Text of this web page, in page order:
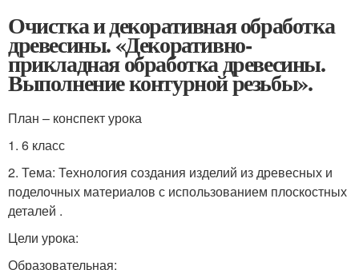
Очистка и декоративная обработка
древесины. «Декоративно-
прикладная обработка древесины.
Выполнение контурной резьбы».
План – конспект урока
1. 6 класс
2. Тема: Технология создания изделий из древесных и
поделочных материалов с использованием плоскостных
деталей .
Цели урока:
Образовательная: